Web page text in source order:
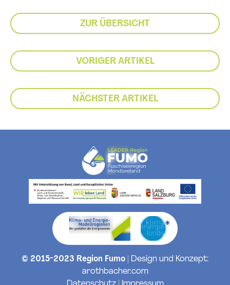
ZUR ÜBERSICHT
VORIGER ARTIKEL
NÄCHSTER ARTIKEL
© 2015-2023 Region Fumo | Design und Konzept:
arothbacher.com